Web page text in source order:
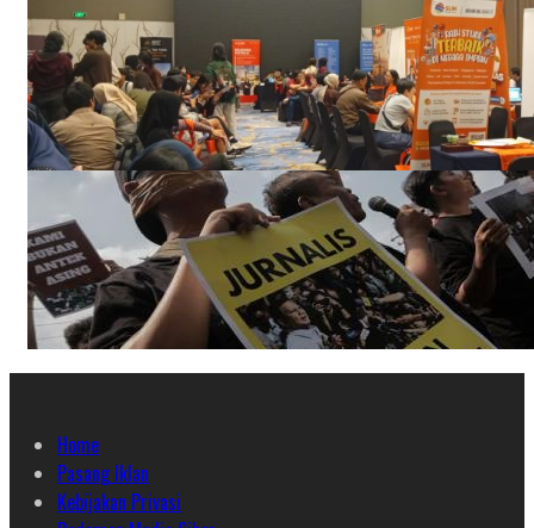
Home
Pasang Iklan
Kebijakan Privasi